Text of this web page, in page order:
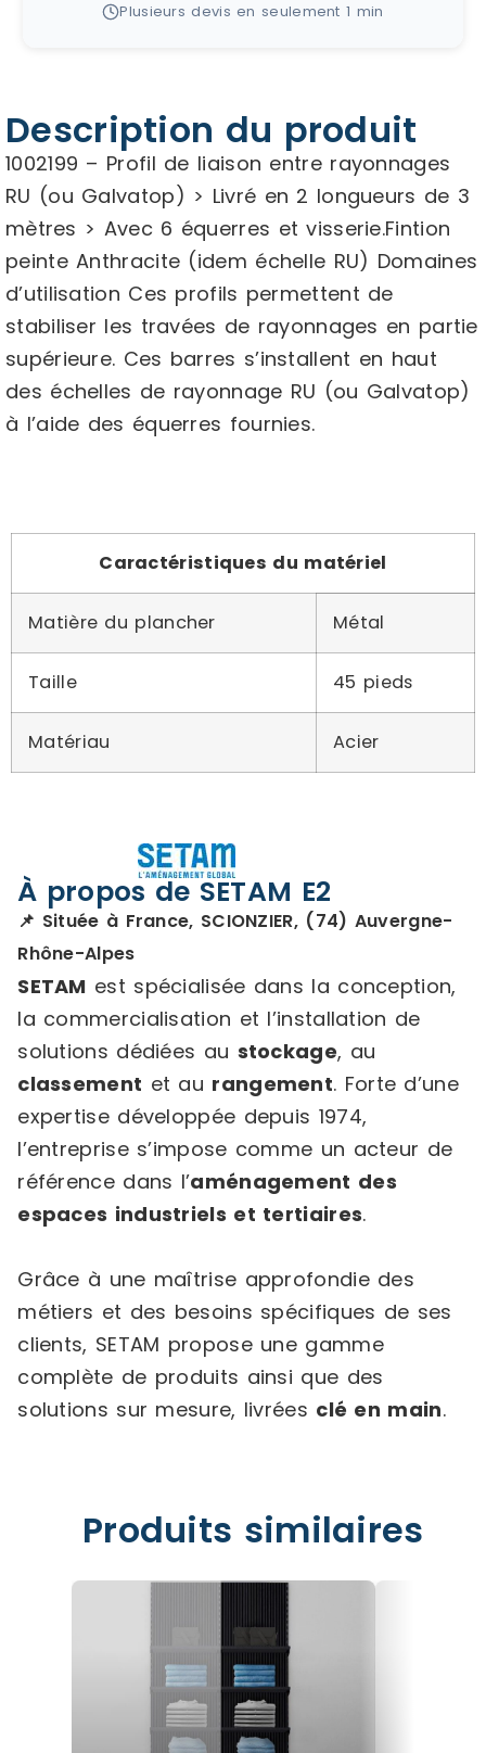
Plusieurs devis en seulement 1 min
Description du produit
1002199 – Profil de liaison entre rayonnages
RU (ou Galvatop) > Livré en 2 longueurs de 3
mètres > Avec 6 équerres et visserie.Fintion
peinte Anthracite (idem échelle RU) Domaines
d’utilisation Ces profils permettent de
stabiliser les travées de rayonnages en partie
supérieure. Ces barres s’installent en haut
des échelles de rayonnage RU (ou Galvatop)
à l’aide des équerres fournies.
Caractéristiques du matériel
Matière du plancher Métal
Taille 45 pieds
Matériau Acier
À propos de SETAM E2
📌 Située à France, SCIONZIER, (74) Auvergne-
Rhône-Alpes
SETAM est spécialisée dans la conception,
la commercialisation et l’installation de
solutions dédiées au stockage, au
classement et au rangement. Forte d’une
expertise développée depuis 1974,
l’entreprise s’impose comme un acteur de
référence dans l’aménagement des
espaces industriels et tertiaires.
Grâce à une maîtrise approfondie des
métiers et des besoins spécifiques de ses
clients, SETAM propose une gamme
complète de produits ainsi que des
solutions sur mesure, livrées clé en main.
Produits similaires